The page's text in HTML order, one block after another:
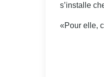
s’installe
«Pour elle,